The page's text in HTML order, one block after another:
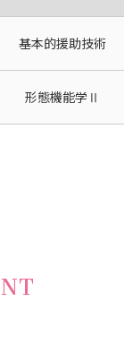
基本的援助技術
形態機能学Ⅱ